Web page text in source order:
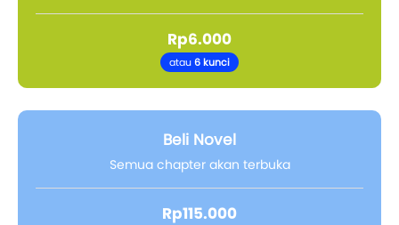
Rp6.000
atau6 kunci
Beli Novel
Semua chapter akan terbuka
Rp115.000